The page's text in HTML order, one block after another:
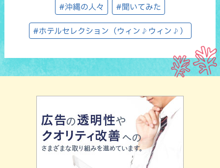
#沖縄の人々 #聞いてみた
#ホテルセレクション（ウィン♪ウィン♪）